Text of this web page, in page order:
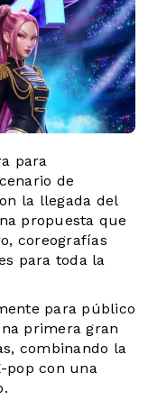
para
de
la llegada del
propuesta que
coreografías
para toda la
para público
primera gran
combinando la
pop con una